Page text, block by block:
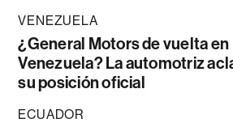
VENEZUELA
¿General Motors de vuelta en
Venezuela? La automotriz
su posición oficial
ECUADOR